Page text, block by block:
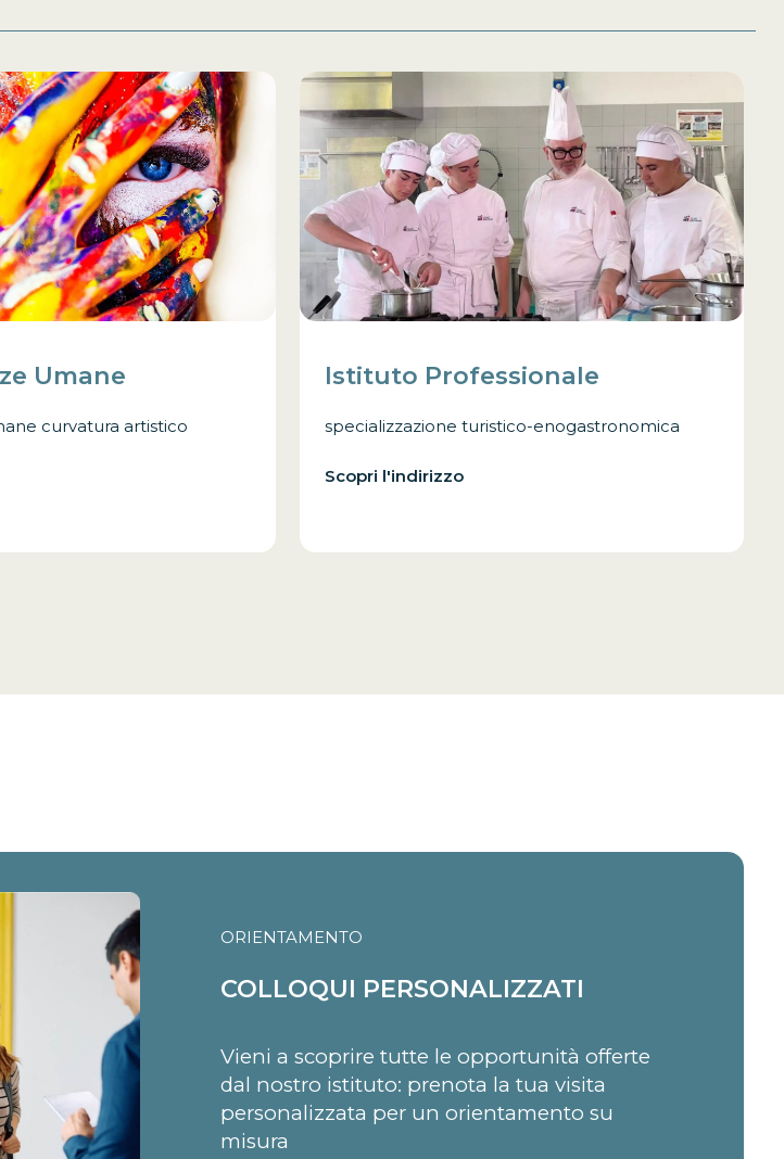
Umane
curvatura artistico
Istituto Professionale
specializzazione turistico-enogastronomica
Scopri l'indirizzo
ORIENTAMENTO
COLLOQUI PERSONALIZZATI
Vieni a scoprire tutte le opportunità offerte
dal nostro istituto: prenota la tua visita
personalizzata per un orientamento su
misura